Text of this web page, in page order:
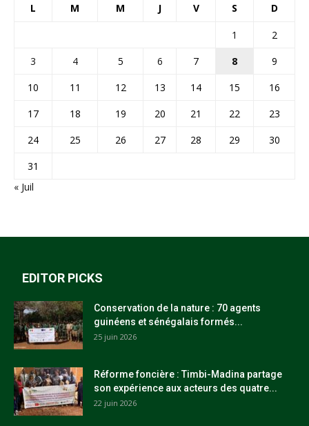
L M M J V S D
1
2
3
4 5 6 7 8
9
10
11 12 13 14 15
16
17
18 19 20 21 22
23
24
25 26 27 28 29
30
31
« Juil
EDITOR PICKS
Conservation de la nature : 70 agents
guinéens et sénégalais formés...
25 juin 2026
Réforme foncière : Timbi-Madina partage
son expérience aux acteurs des quatre...
22 juin 2026